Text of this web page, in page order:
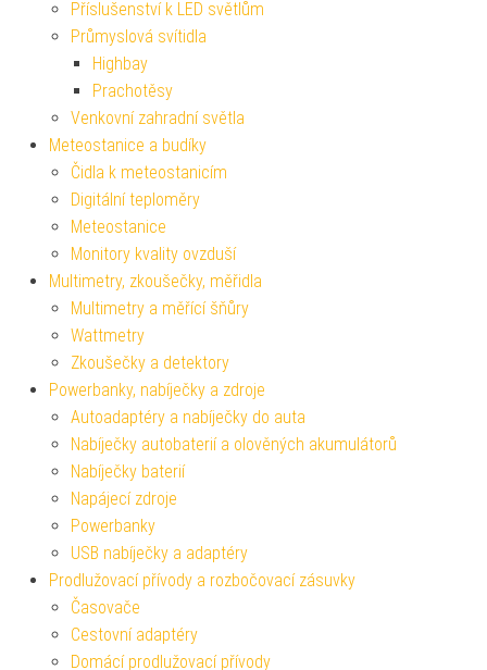
Příslušenství k LED světlům
Průmyslová svítidla
Highbay
Prachotěsy
Venkovní zahradní světla
Meteostanice a budíky
Čidla k meteostanicím
Digitální teploměry
Meteostanice
Monitory kvality ovzduší
Multimetry, zkoušečky, měřidla
Multimetry a měřící šňůry
Wattmetry
Zkoušečky a detektory
Powerbanky, nabíječky a zdroje
Autoadaptéry a nabíječky do auta
Nabíječky autobaterií a olověných akumulátorů
Nabíječky baterií
Napájecí zdroje
Powerbanky
USB nabíječky a adaptéry
Prodlužovací přívody a rozbočovací zásuvky
Časovače
Cestovní adaptéry
Domácí prodlužovací přívody